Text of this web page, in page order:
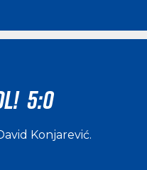
5:0
Konjarević.